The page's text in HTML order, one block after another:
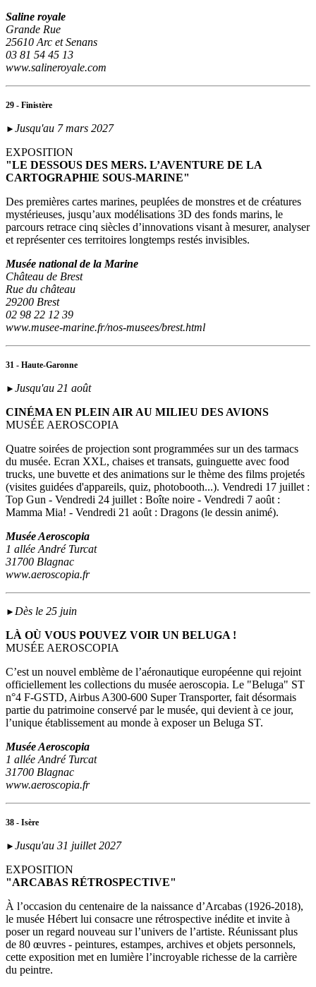
Saline royale
Grande Rue
25610 Arc et Senans
03 81 54 45 13
www.salineroyale.com
29 - Finistère
► Jusqu'au 7 mars 2027
EXPOSITION
"LE DESSOUS DES MERS. L’AVENTURE DE LA
CARTOGRAPHIE SOUS-MARINE"
Des premières cartes marines, peuplées de monstres et de créatures
mystérieuses, jusqu’aux modélisations 3D des fonds marins, le
parcours retrace cinq siècles d’innovations visant à mesurer, analyser
et représenter ces territoires longtemps restés invisibles.
Musée national de la Marine
Château de Brest
Rue du château
29200 Brest
02 98 22 12 39
www.musee-marine.fr/nos-musees/brest.html
31 - Haute-Garonne
► Jusqu'au 21 août
CINÉMA EN PLEIN AIR AU MILIEU DES AVIONS
MUSÉE AEROSCOPIA
Quatre soirées de projection sont programmées sur un des tarmacs
du musée. Ecran XXL, chaises et transats, guinguette avec food
trucks, une buvette et des animations sur le thème des films projetés
(visites guidées d'appareils, quiz, photobooth...). Vendredi 17 juillet :
Top Gun - Vendredi 24 juillet : Boîte noire - Vendredi 7 août :
Mamma Mia! - Vendredi 21 août : Dragons (le dessin animé).
Musée Aeroscopia
1 allée André Turcat
31700 Blagnac
www.aeroscopia.fr
► Dès le 25 juin
LÀ OÙ VOUS POUVEZ VOIR UN BELUGA !
MUSÉE AEROSCOPIA
C’est un nouvel emblème de l’aéronautique européenne qui rejoint
officiellement les collections du musée aeroscopia. Le "Beluga" ST
n°4 F-GSTD, Airbus A300-600 Super Transporter, fait désormais
partie du patrimoine conservé par le musée, qui devient à ce jour,
l’unique établissement au monde à exposer un Beluga ST.
Musée Aeroscopia
1 allée André Turcat
31700 Blagnac
www.aeroscopia.fr
38 - Isère
► Jusqu'au 31 juillet 2027
EXPOSITION
"ARCABAS RÉTROSPECTIVE"
À l’occasion du centenaire de la naissance d’Arcabas (1926-2018),
le musée Hébert lui consacre une rétrospective inédite et invite à
poser un regard nouveau sur l’univers de l’artiste. Réunissant plus
de 80 œuvres - peintures, estampes, archives et objets personnels,
cette exposition met en lumière l’incroyable richesse de la carrière
du peintre.